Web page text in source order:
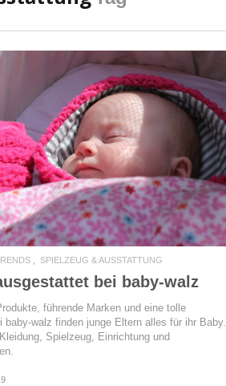
READ MORE
SPIELZEUG & AUSSTATTUNG
bei baby-walz
führende Marken und eine tolle
baby-walz finden junge Eltern alles für ihr Baby.
Spielzeug, Einrichtung und